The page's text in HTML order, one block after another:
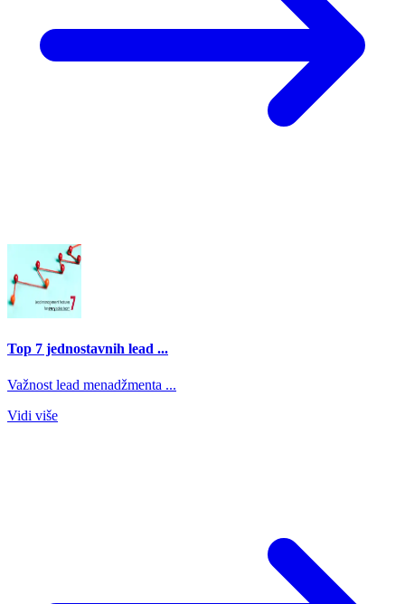
Top 7 jednostavnih lead ...
Važnost lead menadžmenta ...
Vidi više